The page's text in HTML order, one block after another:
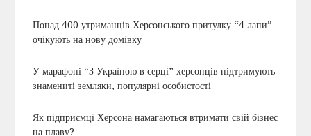
Понад 400 утриманців Херсонського притулку “4 лапи”
очікують на нову домівку
У марафоні “З Україною в серці” херсонців підтримують
знамениті земляки, популярні особистості
Як підприємці Херсона намагаються втримати свій бізнес
на плаву?